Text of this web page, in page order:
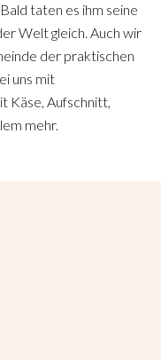
taten es ihm seine
Welt gleich. Auch wir
der praktischen
uns mit
Käse, Aufschnitt,
mehr.